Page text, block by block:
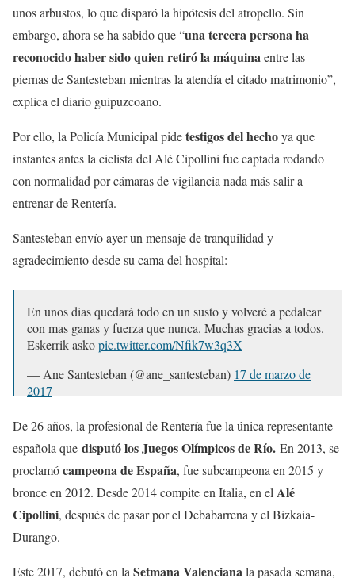
unos arbustos, lo que disparó la hipótesis del atropello. Sin
embargo, ahora se ha sabido que “una tercera persona ha
reconocido haber sido quien retiró la máquinaentre las
piernas de Santesteban mientras la atendía el citado matrimonio”,
explica el diario guipuzcoano.
Por ello, la Policía Municipal pidetestigos del hechoya que
instantes antes la ciclista del Alé Cipollini fue captada rodando
con normalidad por cámaras de vigilancia nada más salir a
entrenar de Rentería.
Santesteban envío ayer un mensaje de tranquilidad y
agradecimiento desde su cama del hospital:
En unos dias quedará todo en un susto y volveré a pedalear
con mas ganas y fuerza que nunca. Muchas gracias a todos.
Eskerrik askopic.twitter.com/Nfik7w3q3X
— Ane Santesteban (@ane_santesteban) 17 de marzo de
2017
De 26 años, la profesional de Rentería fue la única representante
española que disputó los Juegos Olímpicos de Río. En 2013, se
proclamócampeona de España, fue subcampeona en 2015 y
bronce en 2012. Desde 2014 compite en Italia, en el Alé
Cipollini, después de pasar por el Debabarrena y el Bizkaia-
Durango.
Este 2017, debutó en la Setmana Valencianala pasada semana,